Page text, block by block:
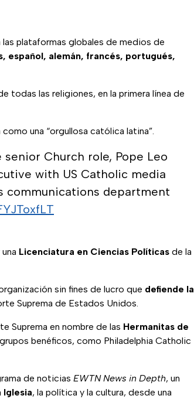
las plataformas globales de medios de
español, alemán, francés, portugués,
todas las religiones, en la primera línea de
una “orgullosa católica latina”.
Church role, Pope Leo
with US Catholic media
communications department
una Licenciatura en Ciencias Políticas de la
sin fines de lucro que defiende la
Suprema de Estados Unidos.
Suprema en nombre de las Hermanitas de
benéficos, como Philadelphia Catholic
de noticias EWTN News in Depth, un
Iglesia, la política y la cultura, desde una